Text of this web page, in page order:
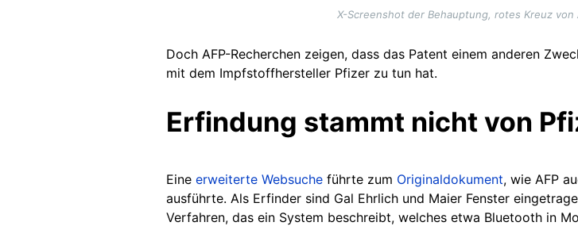
X-Screenshot der Behauptung, rotes Kreuz
Doch AFP-Recherchen zeigen, dass das Patent einem anderen
mit dem Impfstoffhersteller Pfizer zu tun hat.
Erfindung stammt nicht von
Eine erweiterte Websuche führte zum Originaldokument, wie AFP
ausführte. Als Erfinder sind Gal Ehrlich und Maier Fenster
Verfahren, das ein System beschreibt, welches etwa Bluetooth in